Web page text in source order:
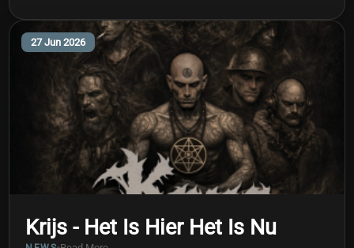
27 Jun 2026
Krijs - Het Is Hier Het Is Nu